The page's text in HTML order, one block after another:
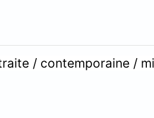
/ contemporaine /